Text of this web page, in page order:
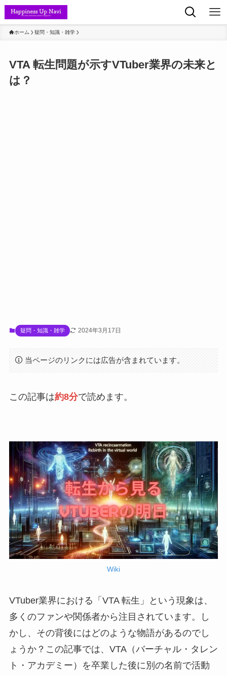
ホーム 疑問・知識・雑学
VTA 転生問題が示すVTuber業界の未来と
は？
疑問・知識・雑学 2024年3月17日
当ページのリンクには広告が含まれています。
この記事は約8分で読めます。
Wiki
VTuber業界における「VTA 転生」という現象は、
多くのファンや関係者から注目されています。し
かし、その背後にはどのような物語があるのでし
ょうか？この記事では、VTA（バーチャル・タレン
ト・アカデミー）を卒業した後に別の名前で活動